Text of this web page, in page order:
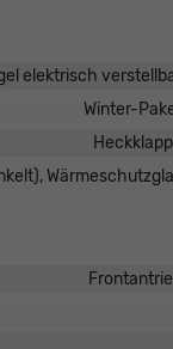
elektrisch
Winter-